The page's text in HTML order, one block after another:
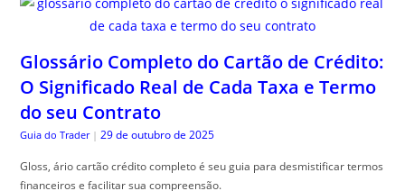
Glossário Completo do Cartão de Crédito:
O Significado Real de Cada Taxa e Termo
do seu Contrato
Guia do Trader | 29 de outubro de 2025
Gloss, ário cartão crédito completo é seu guia para desmistificar termos
financeiros e facilitar sua compreensão.